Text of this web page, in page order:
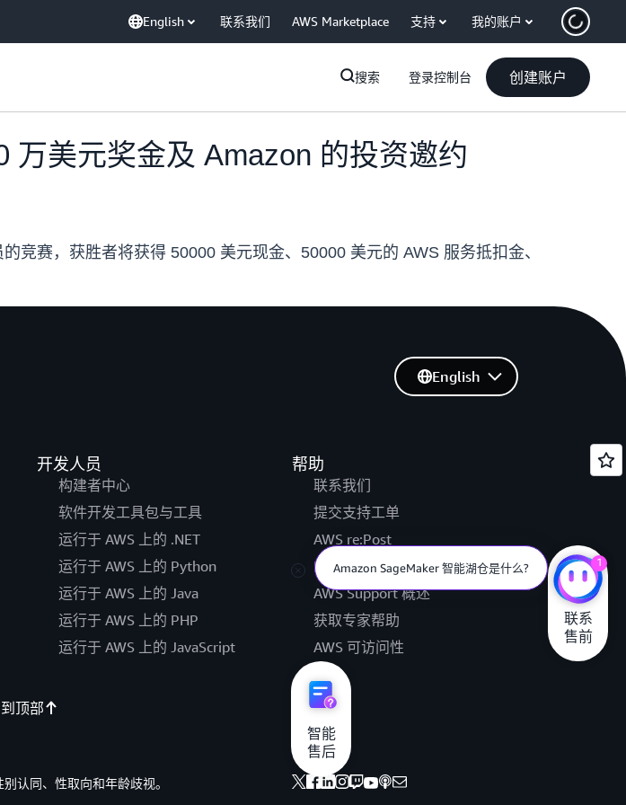
English 联系我们 AWS Marketplace 支持 我的账户
搜索 登录控制台 创建账户
万美元奖金及 Amazon 的投资邀约
竞赛，获胜者将获得 50000 美元现金、50000 美元的 AWS 服务抵扣金、
开发人员
构建者中心
软件开发工具包与工具
运行于 AWS 上的 .NET
运行于 AWS 上的 Python
运行于 AWS 上的 Java
运行于 AWS 上的 PHP
运行于 AWS 上的 JavaScript
帮助
联系我们
提交支持工单
AWS re:Post
Knowledge Center
AWS Support 概述
获取专家帮助
AWS 可访问性
法律
English
顶部
认同、性取向和年龄歧视。
Amazon SageMaker 智能湖仓是什么? 1
联系
售前
智能
售后